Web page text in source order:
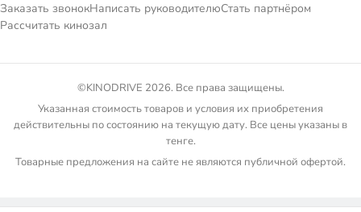
Заказать звонокНаписать руководителюСтать партнёром
Рассчитать кинозал
©KINODRIVE 2026. Все права защищены.
Указанная стоимость товаров и условия их приобретения
действительны по состоянию на текущую дату. Все цены указаны в
тенге.
Товарные предложения на сайте не являются публичной офертой.